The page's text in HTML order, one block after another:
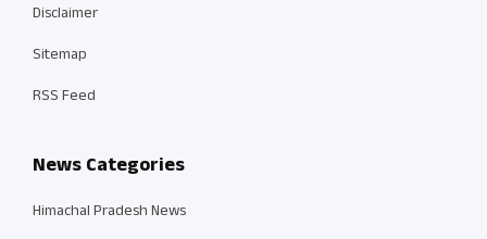
Disclaimer
Sitemap
RSS Feed
News Categories
Himachal Pradesh News